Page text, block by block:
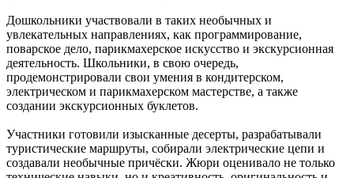
Дошкольники участвовали в таких необычных и
увлекательных направлениях, как программирование,
поварское дело, парикмахерское искусство и экскурсионная
деятельность. Школьники, в свою очередь,
продемонстрировали свои умения в кондитерском,
электрическом и парикмахерском мастерстве, а также
создании экскурсионных буклетов.
Участники готовили изысканные десерты, разрабатывали
туристические маршруты, собирали электрические цепи и
создавали необычные причёски. Жюри оценивало не только